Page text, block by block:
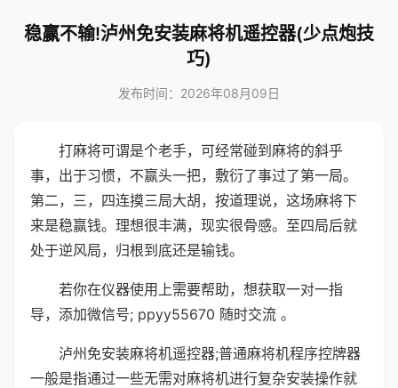
稳赢不输!泸州免安装麻将机遥控器(少点炮技
巧)
发布时间：2026年08月09日
打麻将可谓是个老手，可经常碰到麻将的斜乎
事，出于习惯，不赢头一把，敷衍了事过了第一局。
第二，三，四连摸三局大胡，按道理说，这场麻将下
来是稳赢钱。理想很丰满，现实很骨感。至四局后就
处于逆风局，归根到底还是输钱。
若你在仪器使用上需要帮助，想获取一对一指
导，添加微信号; ppyy55670 随时交流 。
泸州免安装麻将机遥控器;普通麻将机程序控牌器
一般是指通过一些无需对麻将机进行复杂安装操作就